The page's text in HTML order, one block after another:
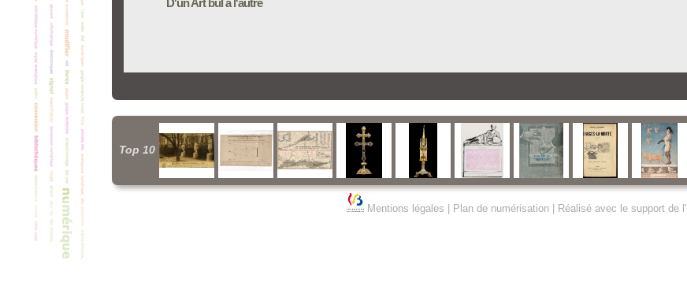
D'un Art bul à l'autre
Top 10
Mentions légales Plan de numérisation| Réalisé avec le support de l'